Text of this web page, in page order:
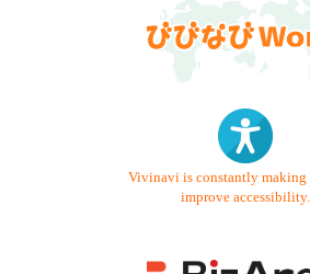
Vivinavi is constantly making
improve accessibility.